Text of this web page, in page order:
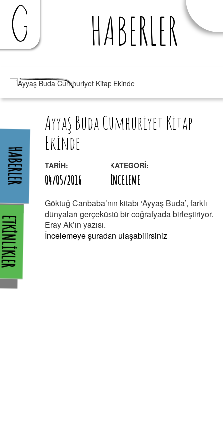
HABERLER
HABERLER
Ayyaş Buda Cumhuriyet Kitap
Ekinde
TARİH:
04/05/2016
KATEGORİ:
İNCELEME
Göktuğ Canbaba’nın kitabı ‘Ayyaş Buda’, farklı
dünyaları gerçeküstü bir coğrafyada birleştiriyor.
Eray Ak’ın yazısı.
İncelemeye şuradan ulaşabilirsiniz